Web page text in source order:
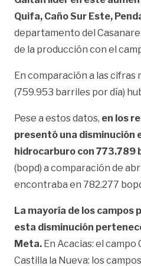
Quifa, Caño Sur Este,
departamento del
de la producción con el
En comparación a las
(759.953 barriles por día)
Pese a estos datos, en los
presentó una disminución
hidrocarburo con 773.789
(bopd) a comparación de
encontraba en 782.277
La mayoría de los campos
esta disminución
Meta. En Acacias: el
Castilla la Nueva: los